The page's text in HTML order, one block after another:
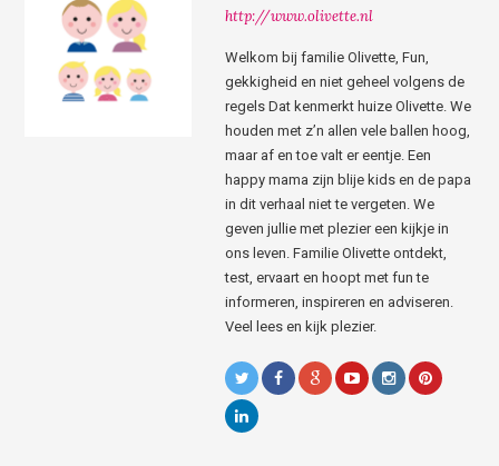
http://www.olivette.nl
Welkom bij familie Olivette, Fun,
gekkigheid en niet geheel volgens de
regels Dat kenmerkt huize Olivette. We
houden met z’n allen vele ballen hoog,
maar af en toe valt er eentje. Een
happy mama zijn blije kids en de papa
in dit verhaal niet te vergeten. We
geven jullie met plezier een kijkje in
ons leven. Familie Olivette ontdekt,
test, ervaart en hoopt met fun te
informeren, inspireren en adviseren.
Veel lees en kijk plezier.